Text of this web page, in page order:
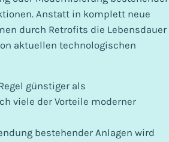
Anstatt in komplett neue
durch Retrofits die Lebensdauer
aktuellen technologischen
günstiger als
viele der Vorteile moderner
bestehender Anlagen wird